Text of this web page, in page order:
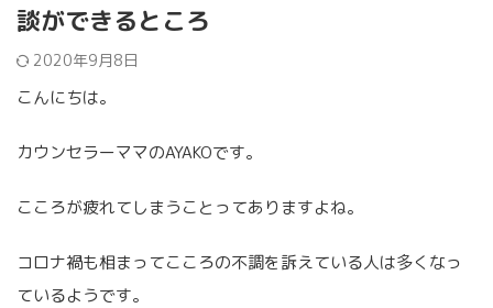
談ができるところ
2020年9月8日
こんにちは。
カウンセラーママのAYAKOです。
こころが疲れてしまうことってありますよね。
コロナ禍も相まってこころの不調を訴えている人は多くなっ
ているようです。